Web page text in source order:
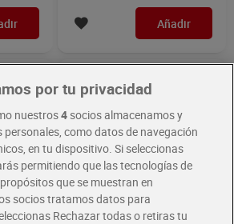
Añadir
por tu privacidad
nuestros4socios almacenamos y
personales, como datos de navegación
en tu dispositivo. Si seleccionas
permitiendo que las tecnologías de
que se muestran en
socios tratamos datos para
Rechazar todas o retiras tu